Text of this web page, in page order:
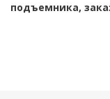
подъемника,